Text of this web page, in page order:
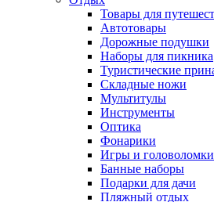
Товары для
Автотовары
Дорожные подушки
Наборы для пикника
Туристические
Складные ножи
Мультитулы
Инструменты
Оптика
Фонарики
Игры и головоломки
Банные наборы
Подарки для дачи
Пляжный отдых